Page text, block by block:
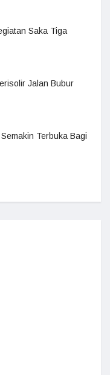
Saka Tiga
Jalan Bubur
Terbuka Bagi